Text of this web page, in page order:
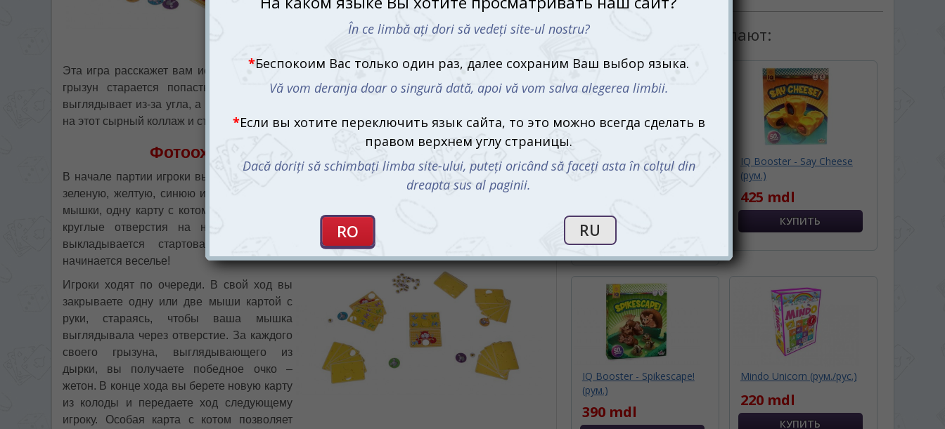
выходе получается целый фото-коллаж с
множеством смешных моментов. Сможете
Эта игра расскажет вам историю большого мышиного семейства, где каждый маленький
грызун старается попасть в объектив фотокамеры. Кто-то успел спрятаться, кто-то
выглядывает из-за угла, а кто-то просто оказался в центре кадра. Готовы ли вы взглянуть
на этот сырный коллаж и стать лучшим мышиным фотографом?
Фотоохота начинается: сыр на старте!
В начале партии игроки выбирают себе персонажей – маленьких мышек четырех цветов:
зеленую, желтую, синюю и фиолетовую. Каждый получает фишку с изображением своей
мышки, одну карту с котом и четыре дырявые карты. Дырявые они не просто так: через
круглые отверстия на них будут выглядывать ваши и чужие мышата.
выкладывается стартовая карточка, и
начинается веселье!
Игроки ходят по очереди. В свой ход вы
закрываете одну или две мыши картой с
руки, стараясь, чтобы ваша мышка
выглядывала через отверстие. За каждого
своего грызуна, выглядывающего из
дырки, вы получаете победное очко –
жетон. В конце хода вы берете новую карту
из колоды и передаете ход следующему
игроку. Особая карта с котом позволяет
С этим товаром покупают:
Магнитная игра
Майнкрафт (Minecraft
285 mdl
СООБЩИТЬ О ПОСТУПЛЕНИИ
IQ Booster - Say Cheese
(рум.)
425 mdl
IQ Booster - Spikescape!
(рум.)
390 mdl
Mindo Unicorn (рум./рус.)
220 mdl